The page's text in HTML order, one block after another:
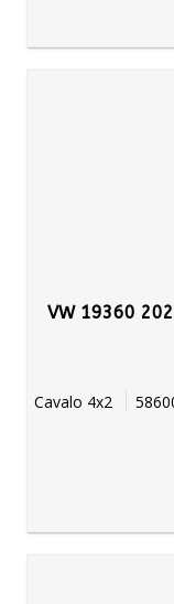
VW 19360
Cavalo 4x2